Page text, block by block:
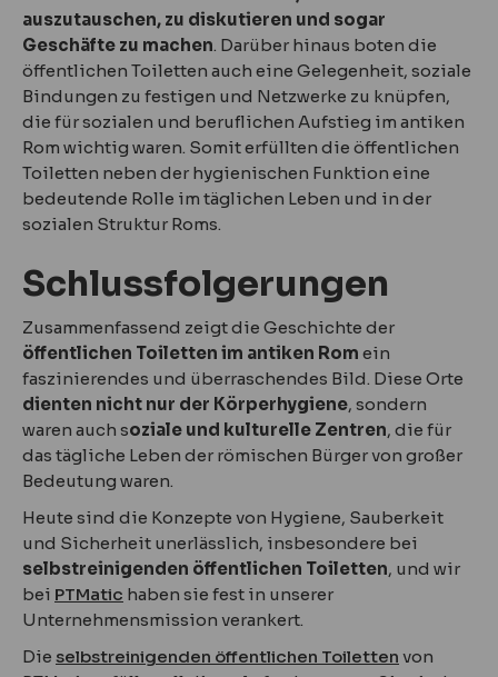
auszutauschen, zu diskutieren und sogar
Geschäfte zu machen. Darüber hinaus boten die
öffentlichen Toiletten auch eine Gelegenheit, soziale
Bindungen zu festigen und Netzwerke zu knüpfen,
die für sozialen und beruflichen Aufstieg im antiken
Rom wichtig waren. Somit erfüllten die öffentlichen
Toiletten neben der hygienischen Funktion eine
bedeutende Rolle im täglichen Leben und in der
sozialen Struktur Roms.
Schlussfolgerungen
Zusammenfassend zeigt die Geschichte der
öffentlichen Toiletten im antiken Rom ein
faszinierendes und überraschendes Bild. Diese Orte
dienten nicht nur der Körperhygiene, sondern
waren auch soziale und kulturelle Zentren, die für
das tägliche Leben der römischen Bürger von großer
Bedeutung waren.
Heute sind die Konzepte von Hygiene, Sauberkeit
und Sicherheit unerlässlich, insbesondere bei
selbstreinigenden öffentlichen Toiletten, und wir
bei PTMatic haben sie fest in unserer
Unternehmensmission verankert.
Die selbstreinigenden öffentlichen Toiletten von